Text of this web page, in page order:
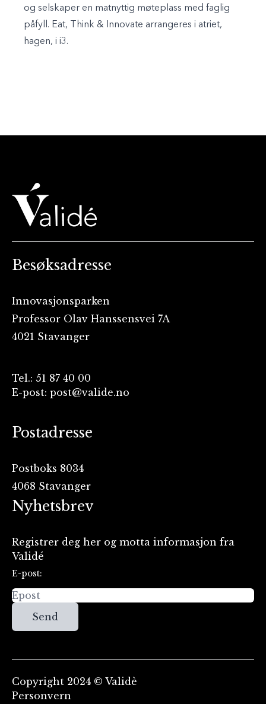
og selskaper en matnyttig møteplass med faglig
påfyll. Eat, Think & Innovate arrangeres i atriet,
hagen, i i3.
Besøksadresse
Innovasjonsparken
Professor Olav Hanssensvei 7A
4021 Stavanger
Tel.: 51 87 40 00
E-post: post@valide.no
Postadresse
Postboks 8034
4068 Stavanger
Nyhetsbrev
Registrer deg her og motta informasjon fra
Validé
E-post:
Send
Copyright 2024 © Validè
Personvern